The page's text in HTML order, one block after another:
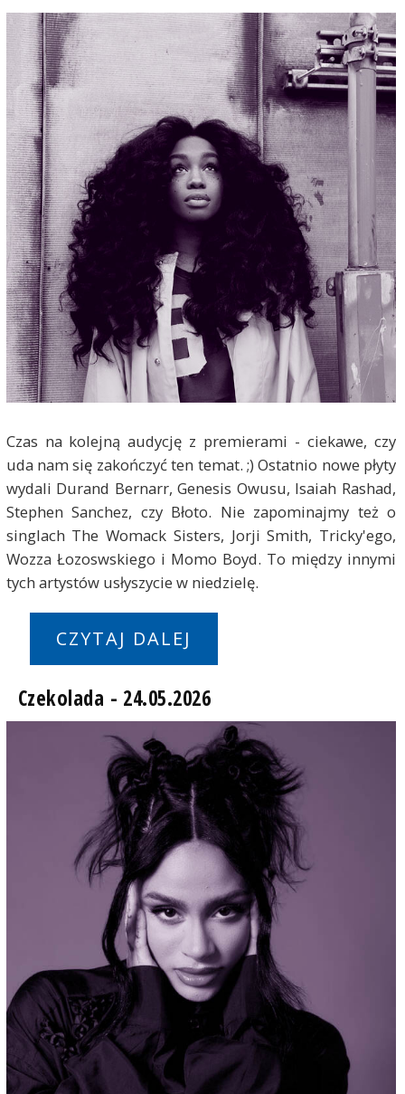
Czas na kolejną audycję z premierami - ciekawe, czy
uda nam się zakończyć ten temat. ;) Ostatnio nowe płyty
wydali Durand Bernarr, Genesis Owusu, Isaiah Rashad,
Stephen Sanchez, czy Błoto. Nie zapominajmy też o
singlach The Womack Sisters, Jorji Smith, Tricky'ego,
Wozza Łozoswskiego i Momo Boyd. To między innymi
tych artystów usłyszycie w niedzielę.
CZYTAJ DALEJ
Czekolada - 24.05.2026